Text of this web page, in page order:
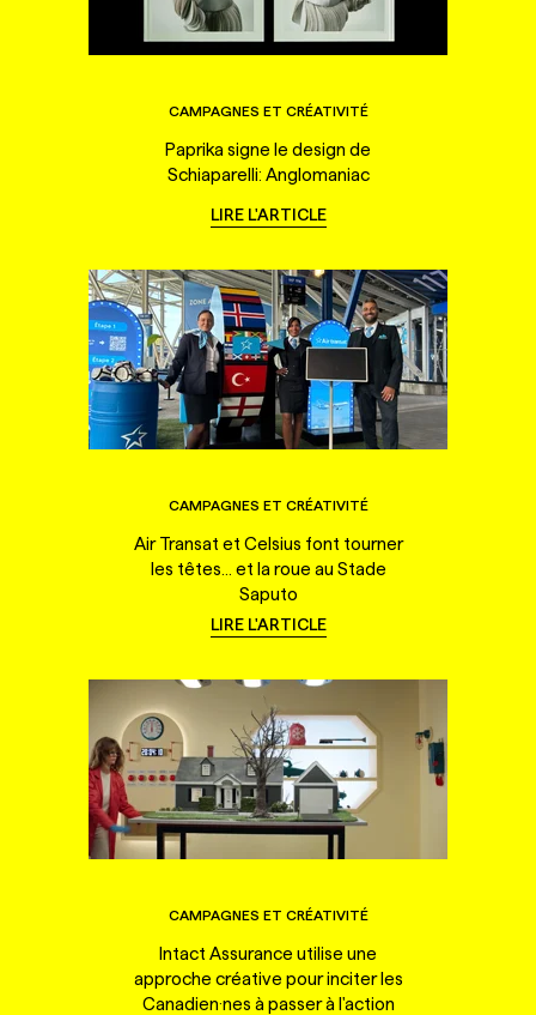
CAMPAGNES ET CRÉATIVITÉ
Paprika signe le design de
Schiaparelli: Anglomaniac
LIRE L'ARTICLE
CAMPAGNES ET CRÉATIVITÉ
Air Transat et Celsius font tourner
les têtes... et la roue au Stade
Saputo
LIRE L'ARTICLE
CAMPAGNES ET CRÉATIVITÉ
Intact Assurance utilise une
approche créative pour inciter les
Canadien·nes à passer à l'action